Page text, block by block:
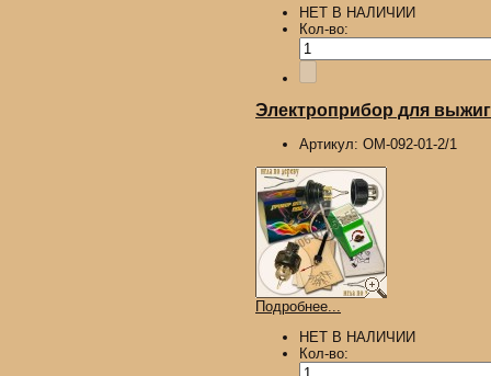
НЕТ В НАЛИЧИИ
Кол-во:
Электроприбор для
Артикул: ОМ-092-01-2/1
Подробнее...
НЕТ В НАЛИЧИИ
Кол-во: